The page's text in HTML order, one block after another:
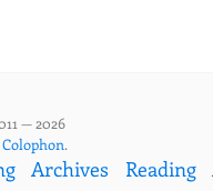
— 2026
Colophon.
Archives Reading